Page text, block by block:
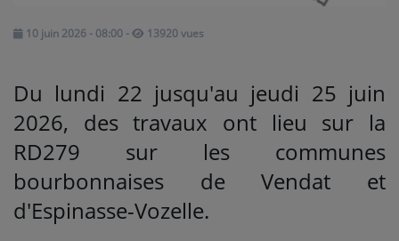
Médias
Agenda
Titres diffusés
10 juin 2026 - 08:00 - 13920 vues
Du lundi 22 jusqu'au jeudi 25 juin
2026, des travaux ont lieu sur la
RD279 sur les communes
bourbonnaises de Vendat et
d'Espinasse-Vozelle.